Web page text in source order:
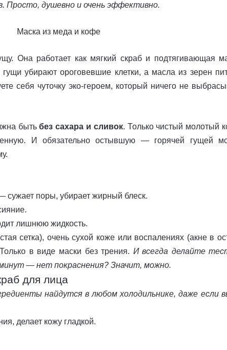
Просто, душевно и очень эффективно.
Она работает как мягкий скраб и подтягивающая
гущи убирают ороговевшие клетки, а масла из зерен
себя чуточку эко-героем, который ничего не
бытьбез сахара и сливок. Только чистый молотый
И обязательно остывшую — горячей гущей
поры, убирает жирный блеск.
лишнюю жидкость.
сетка), очень сухой коже или воспалениях (акне в
в виде маски без трения. И всегда делайте
— нет покраснения? Значит, можно.
для лица
найдутся в любом холодильнике, даже если
делает кожу гладкой.